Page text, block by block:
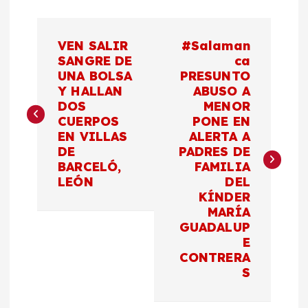
v
e
VEN SALIR
SANGRE DE
UNA BOLSA
Y HALLAN
DOS
CUERPOS
EN VILLAS
DE
BARCELÓ,
LEÓN
#Salaman
ca
PRESUNTO
ABUSO A
MENOR
PONE EN
ALERTA A
PADRES DE
FAMILIA
DEL
KÍNDER
MARÍA
GUADALUP
E
CONTRERA
S